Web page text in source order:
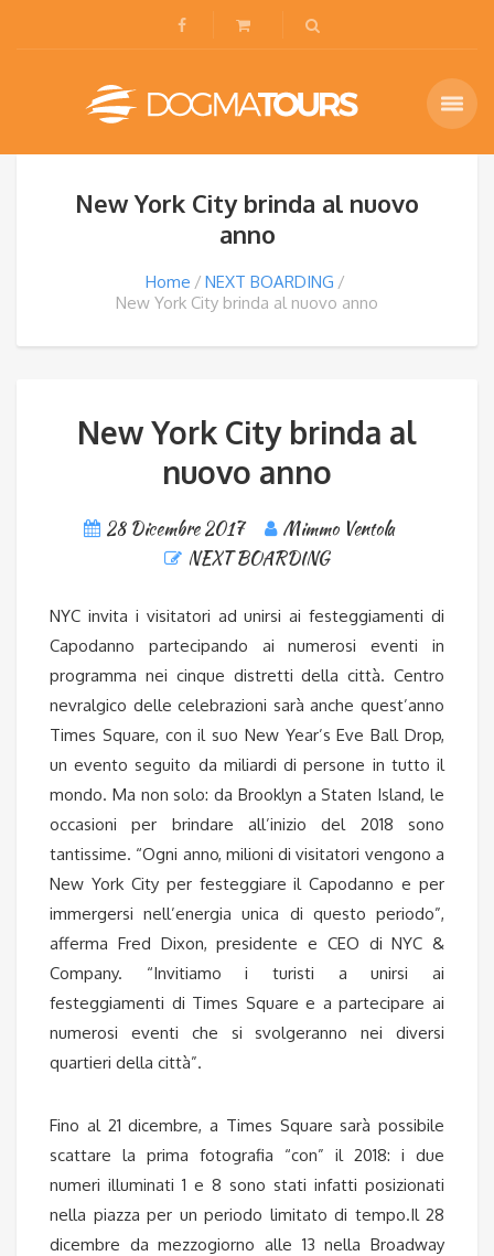
New York City brinda al nuovo
anno
Home
NEXT BOARDING
New York City brinda al nuovo anno
New York City brinda al
nuovo anno
28 Dicembre 2017
Mimmo Ventola
NEXT BOARDING
NYC invita i visitatori ad unirsi ai festeggiamenti di
Capodanno partecipando ai numerosi eventi in
programma nei cinque distretti della città. Centro
nevralgico delle celebrazioni sarà anche quest’anno
Times Square, con il suo New Year’s Eve Ball Drop,
un evento seguito da miliardi di persone in tutto il
mondo. Ma non solo: da Brooklyn a Staten Island, le
occasioni per brindare all’inizio del 2018 sono
tantissime. “Ogni anno, milioni di visitatori vengono a
New York City per festeggiare il Capodanno e per
immergersi nell’energia unica di questo periodo”,
afferma Fred Dixon, presidente e CEO di NYC &
Company. “Invitiamo i turisti a unirsi ai
festeggiamenti di Times Square e a partecipare ai
numerosi eventi che si svolgeranno nei diversi
quartieri della città”.
Fino al 21 dicembre, a Times Square sarà possibile
scattare la prima fotografia “con” il 2018: i due
numeri illuminati 1 e 8 sono stati infatti posizionati
nella piazza per un periodo limitato di tempo.Il 28
dicembre da mezzogiorno alle 13 nella Broadway